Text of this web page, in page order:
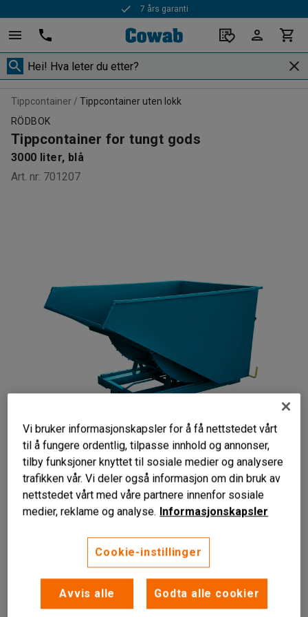
7 års garanti
Tippcontainer
Tippcontainer uten lokk
RÖDBOK
Tippcontainer for tungt gods
3000 liter, blå
Art. nr: 701207
Kraftig tippbeholder
For tømming av tyngre avfall
Robust HD tippbeholder for håndtering av tungt avfall.
Vi bruker informasjonskapsler for å få nettstedet vårt
til å fungere ordentlig, tilpasse innhold og annonser,
tilby funksjoner knyttet til sosiale medier og analysere
trafikken vår. Vi deler også informasjon om din bruk av
nettstedet vårt med våre partnere innenfor sosiale
medier, reklame og analyse. Informasjonskapsler
Cookie-instillinger
Avvis alle Godta alle cookier